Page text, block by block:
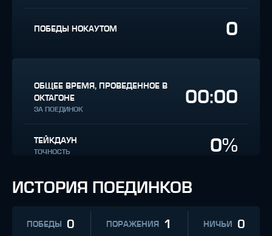
ПОБЕДЫ НОКАУТОМ 0
ОБЩЕЕ ВРЕМЯ, ПРОВЕДЕННОЕ В
ОКТАГОНЕ
ЗА ПОЕДИНОК
00:00
ТЕЙКДАУН
ТОЧНОСТЬ 0%
ИСТОРИЯ ПОЕДИНКОВ
ПОБЕДЫ 0 ПОРАЖЕНИЯ 1 НИЧЬИ 0